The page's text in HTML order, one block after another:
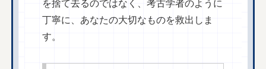
を捨て去るのではなく、考古学者のように
丁寧に、あなたの大切なものを救出しま
す。